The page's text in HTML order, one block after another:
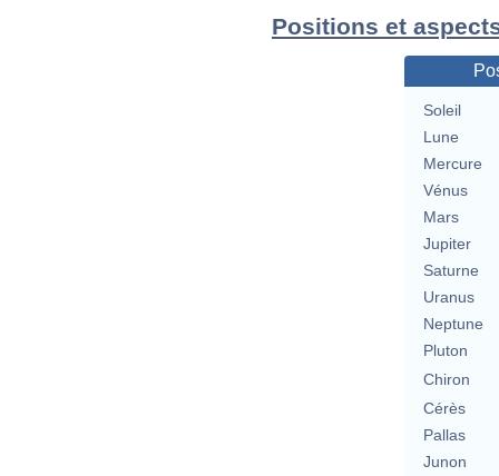
Positions et
Soleil
Lune
Mercure
Vénus
Mars
Jupiter
Saturne
Uranus
Neptune
Pluton
Chiron
Cérès
Pallas
Junon